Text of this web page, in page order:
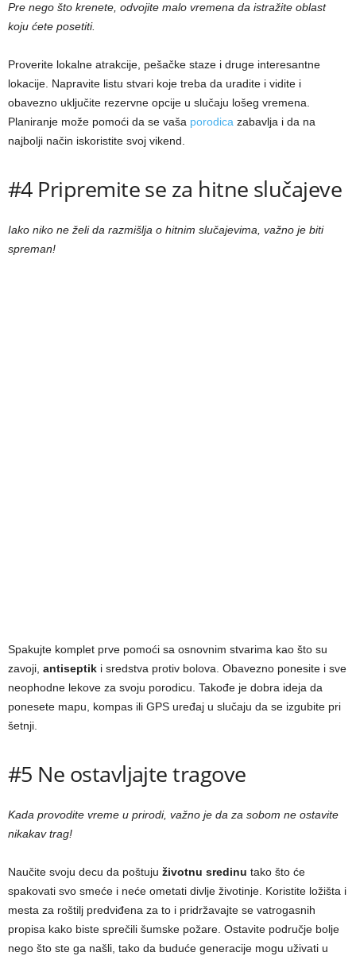
Pre nego što krenete, odvojite malo vremena da istražite oblast
koju ćete posetiti.
Proverite lokalne atrakcije, pešačke staze i druge interesantne
lokacije. Napravite listu stvari koje treba da uradite i vidite i
obavezno uključite rezervne opcije u slučaju lošeg vremena.
Planiranje može pomoći da se vaša porodica zabavlja i da na
najbolji način iskoristite svoj vikend.
#4 Pripremite se za hitne slučajeve
Iako niko ne želi da razmišlja o hitnim slučajevima, važno je biti
spreman!
Spakujte komplet prve pomoći sa osnovnim stvarima kao što su
zavoji, antiseptik i sredstva protiv bolova. Obavezno ponesite i sve
neophodne lekove za svoju porodicu. Takođe je dobra ideja da
ponesete mapu, kompas ili GPS uređaj u slučaju da se izgubite pri
šetnji.
#5 Ne ostavljajte tragove
Kada provodite vreme u prirodi, važno je da za sobom ne ostavite
nikakav trag!
Naučite svoju decu da poštuju životnu sredinu tako što će
spakovati svo smeće i neće ometati divlje životinje. Koristite ložišta i
mesta za roštilj predviđena za to i pridržavajte se vatrogasnih
propisa kako biste sprečili šumske požare. Ostavite područje bolje
nego što ste ga našli, tako da buduće generacije mogu uživati u